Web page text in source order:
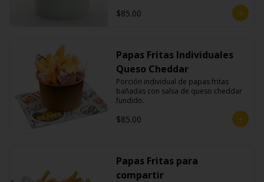
$85.00
Papas Fritas Individuales
Queso Cheddar
Porción individual de papas fritas
bañadas con salsa de queso cheddar
fundido.
$85.00
Papas Fritas para
compartir